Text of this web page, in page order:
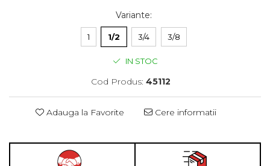
Variante:
1 1/2 3/4 3/8
IN STOC
Cod Produs: 45112
Adauga la Favorite Cere informatii